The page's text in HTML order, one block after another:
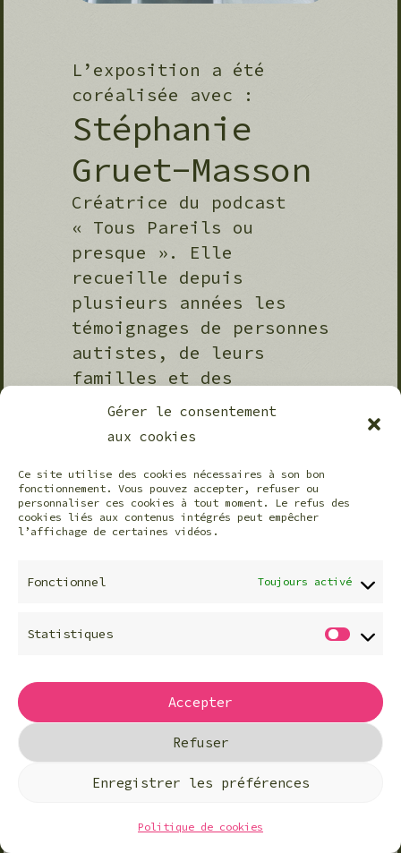
Gérer le consentement
aux cookies
Ce site utilise des cookies nécessaires à son bon
fonctionnement. Vous pouvez accepter, refuser ou
personnaliser ces cookies à tout moment. Le refus des
cookies liés aux contenus intégrés peut empêcher
l’affichage de certaines vidéos.
Fonctionnel Toujours activé
Statistiques
Accepter
Refuser
Enregistrer les préférences
Politique de cookies
L’exposition a été
coréalisée avec :
Stéphanie
Gruet-Masson
Créatrice du podcast
« Tous Pareils ou
presque ». Elle
recueille depuis
plusieurs années les
témoignages de personnes
autistes, de leurs
familles et des
professionnels de
l’accompagnement, pour
facettes de la
neurodiversité.
www.tpop.blog
Anne
Valleron
SilverSpoons », une
newsletter de
sensibilisation à
l’autisme, où elle
partage des informations
conseils culturels et